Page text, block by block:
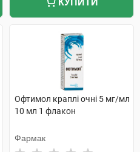
КУПИТИ
Офтимол краплі очні 5 мг/мл
10 мл 1 флакон
Фармак